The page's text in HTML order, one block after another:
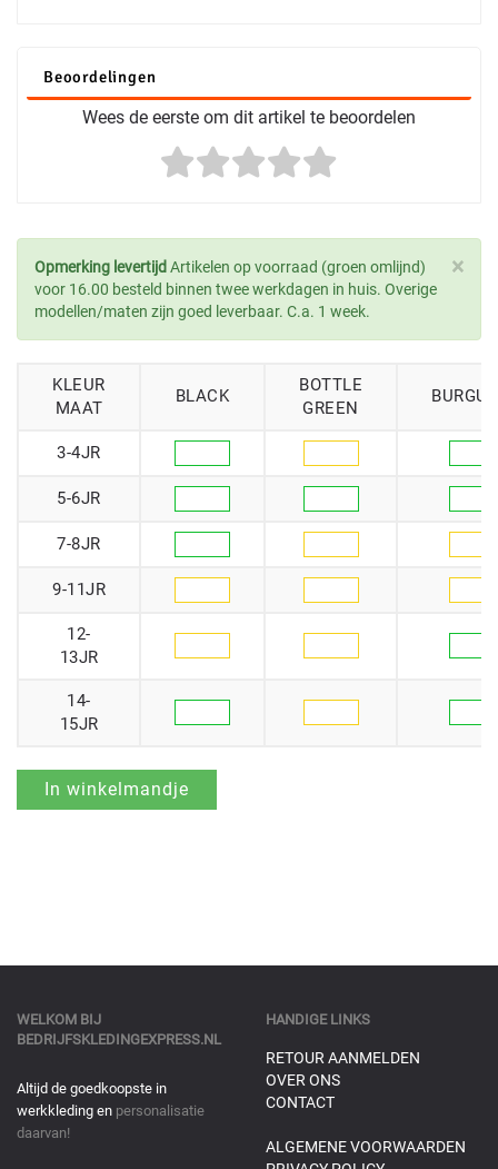
Beoordelingen
Wees de eerste om dit artikel te beoordelen
×
Opmerking levertijdArtikelen op voorraad (groen omlijnd)
voor 16.00 besteld binnen twee werkdagen in huis. Overige
modellen/maten zijn goed leverbaar. C.a. 1 week.
KLEUR
MAAT
BLACK
BOTTLE
GREEN
3-4JR
5-6JR
7-8JR
9-11JR
12-
13JR
14-
15JR
WELKOM BIJ
BEDRIJFSKLEDINGEXPRESS.NL
Altijd de goedkoopste in
werkkleding en personalisatie
daarvan!
HANDIGE LINKS
RETOUR AANMELDEN
OVER ONS
CONTACT
ALGEMENE VOORWAARDEN